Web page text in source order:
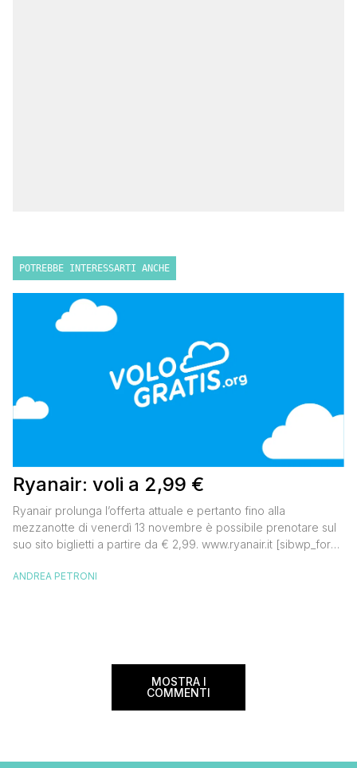
POTREBBE INTERESSARTI ANCHE
Ryanair: voli a 2,99 €
Ryanair prolunga l’offerta attuale e pertanto fino alla
mezzanotte di venerdì 13 novembre è possibile prenotare sul
suo sito biglietti a partire da € 2,99. www.ryanair.it [sibwp_form
PETRONI Travel Blogger (@vologratis)
ANDREA PETRONI
MOSTRA I
COMMENTI